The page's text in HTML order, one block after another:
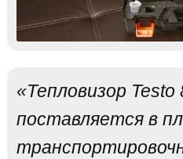
«Тепловизор Testo
поставляется в